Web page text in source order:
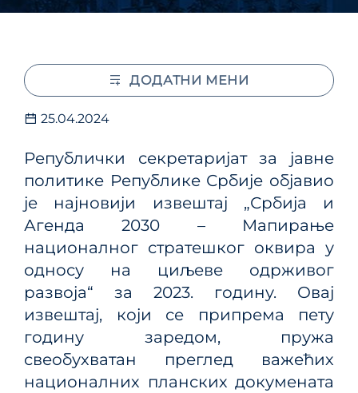
25.04.2024
Републички секретаријат за јавне
политике Републике Србије објавио
је најновији извештај „Србија и
Агенда 2030 – Мапирање
националног стратешког оквира у
односу на циљеве одрживог
развоја“ за 2023. годину. Овај
извештај, који се припрема пету
годину заредом, пружа
свеобухватан преглед важећих
националних планских докумената
ДОДАТНИ МЕНИ